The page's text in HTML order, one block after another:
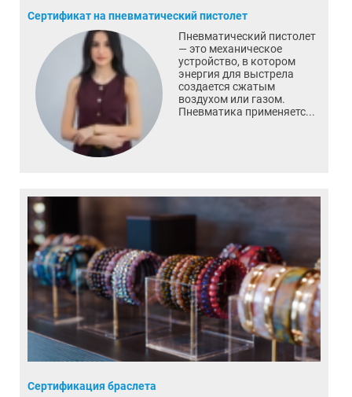
Сертификат на пневматический пистолет
Пневматический пистолет
— это механическое
устройство, в котором
энергия для выстрела
создается сжатым
воздухом или газом.
Пневматика применяетс...
Сертификация браслета